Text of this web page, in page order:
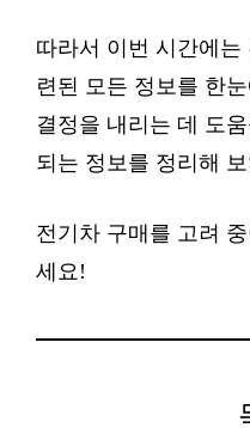
따라서 이번 시간에
련된 모든 정보를 한
결정을 내리는 데 도
되는 정보를 정리해
전기차 구매를 고려
세요!